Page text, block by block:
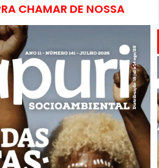
CHAMAR DE NOSSA